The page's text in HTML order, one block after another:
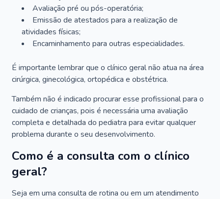
Avaliação pré ou pós-operatória;
Emissão de atestados para a realização de
atividades físicas;
Encaminhamento para outras especialidades.
É importante lembrar que o clínico geral não atua na área
cirúrgica, ginecológica, ortopédica e obstétrica.
Também não é indicado procurar esse profissional para o
cuidado de crianças, pois é necessária uma avaliação
completa e detalhada do pediatra para evitar qualquer
problema durante o seu desenvolvimento.
Como é a consulta com o clínico
geral?
Seja em uma consulta de rotina ou em um atendimento